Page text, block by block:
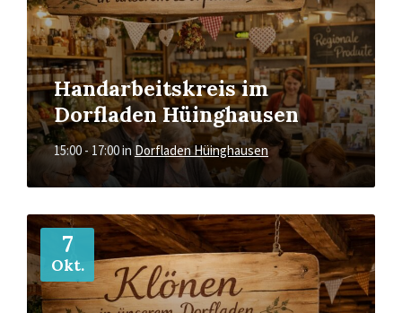
Handarbeitskreis im
Dorfladen Hüinghausen
15:00 - 17:00in Dorfladen Hüinghausen
7
Okt.
Mehr